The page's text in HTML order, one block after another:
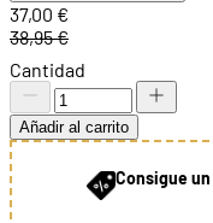
37,00 €
38,95 €
Cantidad
Añadir al carrito
Consigue